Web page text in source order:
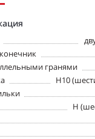
гранями
H10
H